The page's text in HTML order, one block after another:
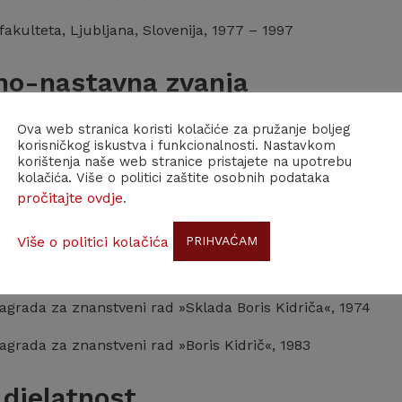
Ljubljana, Slovenija, 1977 – 1997
nastavna zvanja
profesor
znanstvenim društvima
član Hrvatske Akademije znanosti i umjetnosti
za znanstveni rad »Sklada Boris Kidriča«, 1974
za znanstveni rad »Boris Kidrič«, 1983
Ova web stranica koristi kolačiće za pružanje boljeg
korisničkog iskustva i funkcionalnosti. Nastavkom
korištenja naše web stranice pristajete na upotrebu
kolačića. Više o politici zaštite osobnih podataka
pročitajte ovdje.
Više o politici kolačića PRIHVAĆAM